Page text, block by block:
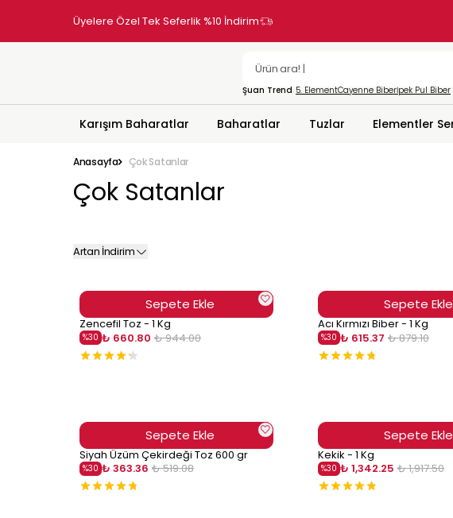
Üyelere Özel Tek Seferlik %10 İndirim
Şuan Trend 5. ElementCayenne Biberİpek Pul Biber
Karışım Baharatlar Baharatlar Tuzlar Elementler
Anasayfa Çok Satanlar
Çok Satanlar
Artan İndirim
Sepete Ekle
Zencefil Toz - 1 Kg
%30 ₺ 660.80 ₺ 944.00
Sepete Ekle
Acı Kırmızı Biber - 1 Kg
%30 ₺ 615.37 ₺ 879.10
Sepete Ekle
Siyah Üzüm Çekirdeği Toz 600 gr
%30 ₺ 363.36 ₺ 519.08
Sepete Ekle
Kekik - 1 Kg
%30 ₺ 1,342.25 ₺ 1,917.50